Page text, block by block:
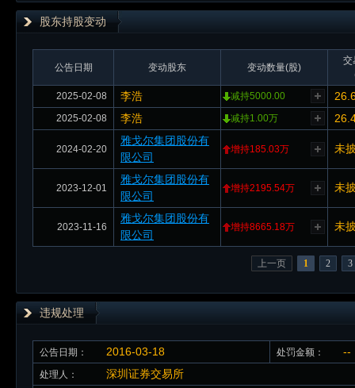
股东持股变动
公告日期 变动股东 变动数量(股)
交
2025-02-08
李浩 减持5000.00
2025-02-08 李浩 减持1.00万
2024-02-20
雅戈尔集团股份有
限公司
增持185.03万 未
2023-12-01
雅戈尔集团股份有
限公司
增持2195.54万 未
2023-11-16
雅戈尔集团股份有
限公司
增持8665.18万 未
上一页 1 2 3
违规处理
公告日期： 2016-03-18 处罚金额： --
处理人： 深圳证券交易所